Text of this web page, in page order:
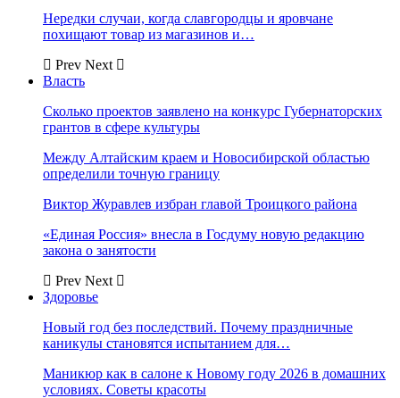
Нередки случаи, когда славгородцы и яровчане
похищают товар из магазинов и…
Prev Next
Власть
Сколько проектов заявлено на конкурс Губернаторских
грантов в сфере культуры
Между Алтайским краем и Новосибирской областью
определили точную границу
Виктор Журавлев избран главой Троицкого района
«Единая Россия» внесла в Госдуму новую редакцию
закона о занятости
Prev Next
Здоровье
Новый год без последствий. Почему праздничные
каникулы становятся испытанием для…
Маникюр как в салоне к Новому году 2026 в домашних
условиях. Советы красоты